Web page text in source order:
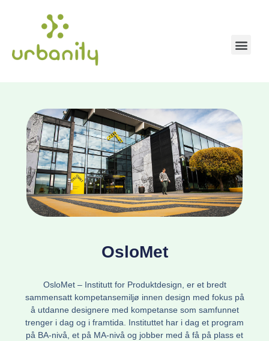
OsloMet
OsloMet – Institutt for Produktdesign, er et bredt
sammensatt kompetansemiljø innen design med fokus på
å utdanne designere med kompetanse som samfunnet
trenger i dag og i framtida. Instituttet har i dag et program
på BA-nivå, et på MA-nivå og jobber med å få på plass et